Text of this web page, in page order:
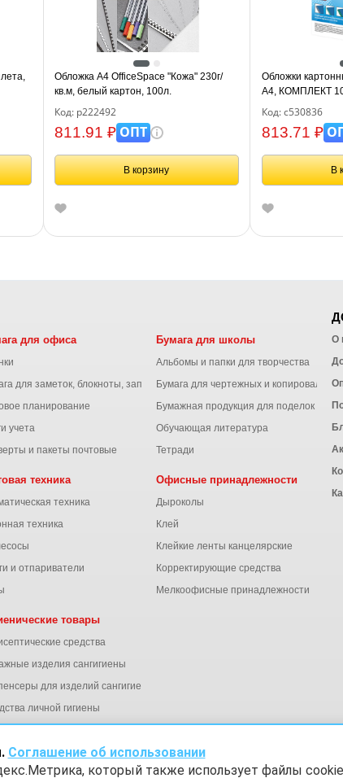
Обложка А4 OfficeSpace "Кожа" 230г/
кв.м, белый картон, 100л.
Код: р222492
811.91 ₽ОПТ
В корзину
Обложки
А4, КОМПЛЕКТ
кожу, 230 г/м2,
530836
Код: с530836
813.71 ₽
В
для офиса
для заметок, блокноты, записные книжки
планирование
учета
и пакеты почтовые
Бумага для школы
Альбомы и папки для творчества
Бумага для чертежных и копировальных
Бумажная продукция для поделок
Обучающая литература
Тетради
техника
техника
техника
и отпариватели
Офисные принадлежности
Дыроколы
Клей
Клейкие ленты канцелярские
Корректирующие средства
Мелкоофисные принадлежности
товары
средства
изделия сангигиены
для изделий сангигиены
личной гигиены
О
Соглашение об использовании
который также использует файлы cookie